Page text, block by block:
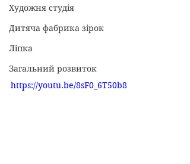
Художня студія
Дитяча фабрика зірок
Ліпка
Загальний розвиток
https://youtu.be/8sF0_6T50b8